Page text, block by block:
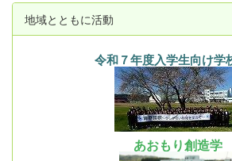
地域とともに活動
令和７年度入学生向け学
あおもり創造学